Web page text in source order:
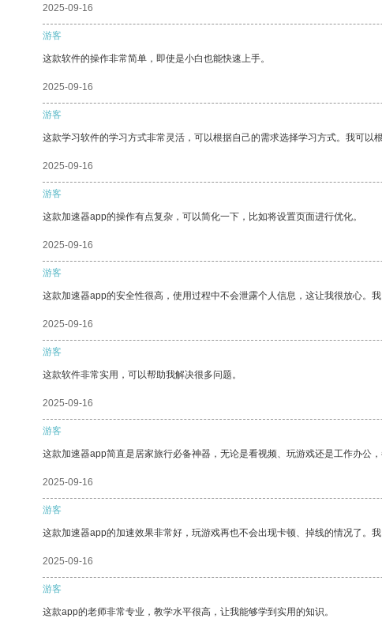
2025-09-16
游客
这款软件的操作非常简单，即使是小白也能快速上手。
2025-09-16
游客
这款学习软件的学习方式非常灵活，可以根据自己的需求选择学习方式。我可以
2025-09-16
游客
这款加速器app的操作有点复杂，可以简化一下，比如将设置页面进行优化。
2025-09-16
游客
这款加速器app的安全性很高，使用过程中不会泄露个人信息，这让我很放心。
2025-09-16
游客
这款软件非常实用，可以帮助我解决很多问题。
2025-09-16
游客
这款加速器app简直是居家旅行必备神器，无论是看视频、玩游戏还是工作办公
2025-09-16
游客
这款加速器app的加速效果非常好，玩游戏再也不会出现卡顿、掉线的情况了。
2025-09-16
游客
这款app的老师非常专业，教学水平很高，让我能够学到实用的知识。